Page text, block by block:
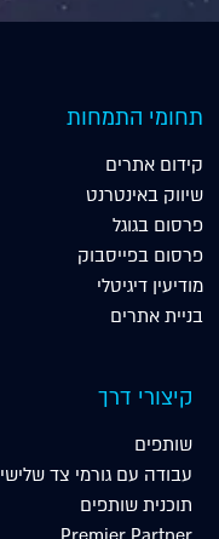
תחומי התמחות
קידום אתרים
שיווק באינטרנט
פרסום בגוגל
פרסום בפייסבוק
מודיעין דיגיטלי
בניית אתרים
קיצורי דרך
שותפים
עבודה עם גורמי צד שלישי
תוכנית שותפים